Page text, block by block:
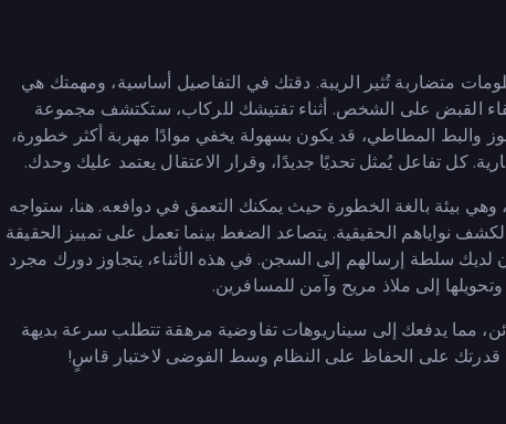
متضاربة تُثير الريبة. دقتك في التفاصيل أساسية، ومهمتك هي
إلقاء القبض على الشخص. أثناء تفتيشك للركاب، ستكتشف مجموعة
والبط المطاطي، قد يكون بسهولة يخفي موادًا مهربة أكثر خطورة،
كل تفاعل يُمثل تحديًا جديدًا، وقرار الاعتقال يعتمد عليك وحدك.
بيئة بالغة الخطورة حيث يمكنك التعمق في دوافعه. هنا، ستواجه
نواياهم الحقيقية. يتصاعد الضغط بينما تعمل على تمييز الحقيقة
سلطة إرسالهم إلى السجن. في هذه الأثناء، يتجاوز دورك مجرد
إلى ملاذ مريح وآمن للمسافرين.
مما يدفعك إلى سيناريوهات تفاوضية مرهقة تتطلب سرعة بديهة
قدرتك على الحفاظ على النظام وسط الفوضى لاختبار قاسٍ!